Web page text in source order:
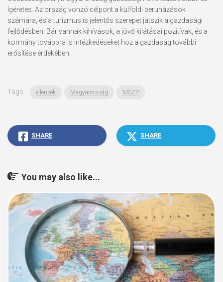
ígéretes. Az ország vonzó célpont a külföldi beruházások
számára, és a turizmus is jelentős szerepet játszik a gazdasági
fejlődésben. Bár vannak kihívások, a jövő kilátásai pozitívak, és a
kormány továbbra is intézkedéseket hoz a gazdaság további
erősítése érdekében.
Tags: ellenzék Magyarország MSZP
SHARE SHARE
You may also like...